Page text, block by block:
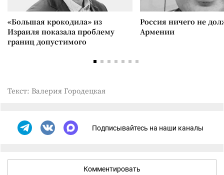
«Большая крокодила» из
Израиля показала проблему
границ допустимого
Россия ничего не
Армении
Текст: Валерия Городецкая
Подписывайтесь на наши каналы
Комментировать